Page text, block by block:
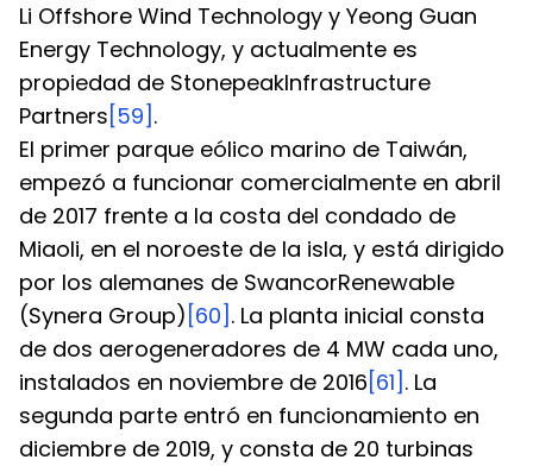
Li Offshore Wind Technology y Yeong Guan
Energy Technology, y actualmente es
propiedad de StonepeakInfrastructure
Partners [59] .
El primer parque eólico marino de Taiwán,
empezó a funcionar comercialmente en abril
de 2017 frente a la costa del condado de
Miaoli, en el noroeste de la isla, y está dirigido
por los alemanes de SwancorRenewable
(Synera Group) [60] . La planta inicial consta
de dos aerogeneradores de 4 MW cada uno,
instalados en noviembre de 2016 [61] . La
segunda parte entró en funcionamiento en
diciembre de 2019, y consta de 20 turbinas